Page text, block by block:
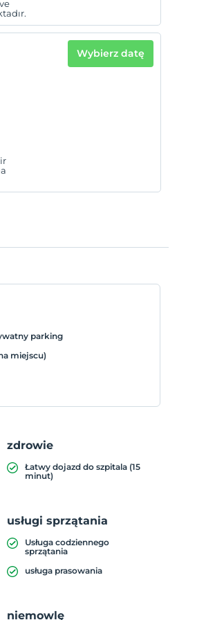
Wybierz datę
parking
miejscu)
zdrowie
Łatwy dojazd do szpitala (15
minut)
usługi sprzątania
Usługa codziennego
sprzątania
usługa prasowania
niemowlę